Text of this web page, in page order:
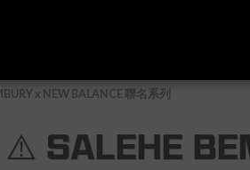
x NEW BALANCE 聯名系列
SALEHE